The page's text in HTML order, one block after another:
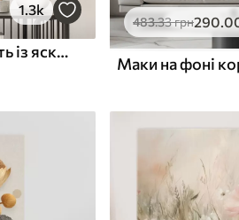
1.3k
Пишна сільська місцевість із яскравим лугом диких квітів, наповненим різнокольоровими квітами під хмарним небом
483.33грн290